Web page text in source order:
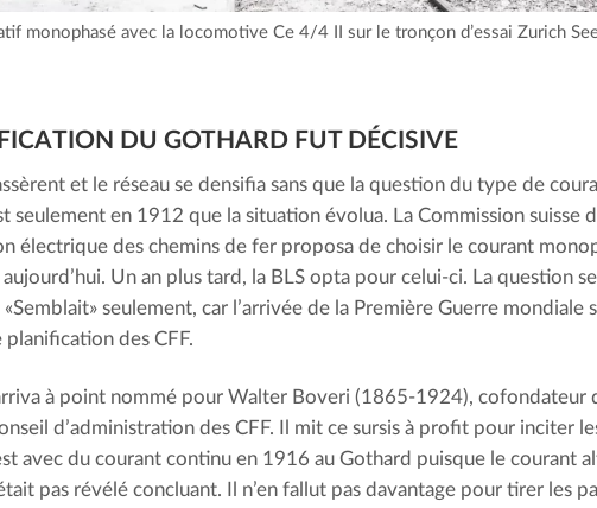
monophasé avec la locomotive Ce 4/4 II sur le tronçon d’essai Zurich
DU GOTHARD FUT DÉCISIVE
et le réseau se densifia sans que la question du type de
seulement en 1912 que la situation évolua. La Commission suisse
électrique des chemins de fer proposa de choisir le courant
Un an plus tard, la BLS opta pour celui-ci. La question
seulement, car l’arrivée de la Première Guerre mondiale
planification des CFF.
à point nommé pour Walter Boveri (1865-1924), cofondateur
d’administration des CFF. Il mit ce sursis à profit pour inciter
avec du courant continu en 1916 au Gothard puisque le courant
pas révélé concluant. Il n’en fallut pas davantage pour tirer les